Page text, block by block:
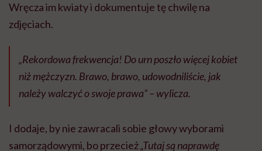
Wręcza im kwiaty i dokumentuje tę chwilę na
zdjęciach.
„Rekordowa frekwencja! Do urn poszło więcej kobiet
niż mężczyzn. Brawo, brawo, udowodniliście, jak
należy walczyć o swoje prawa” – wylicza.
I dodaje, by nie zawracali sobie głowy wyborami
samorządowymi, bo przecież„Tutaj są naprawdę